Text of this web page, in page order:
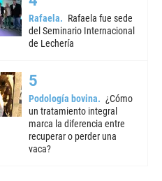
Rafaela
Rafaela fue sede
del Seminario Internacional
de Lechería
Podología bovina
¿Cómo
un tratamiento integral
marca la diferencia entre
recuperar o perder una
vaca?